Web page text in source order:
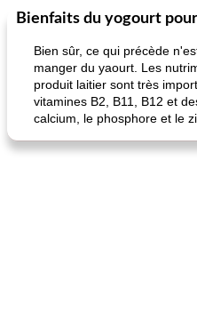
25 min
Petit déjeuner et brunch
Bienfaits du yogourt
Bien sûr, ce qui précède
manger du yaourt. Les
produit laitier sont très
vitamines B2, B11, B12 et
calcium, le phosphore et le